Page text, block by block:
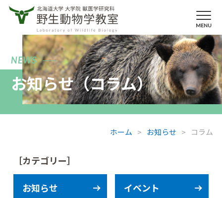
NEWS
お知らせ（コラム）
ホーム > お知らせ > コラム
お知らせ イベント